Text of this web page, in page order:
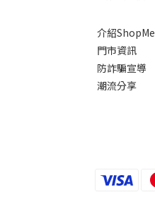
介紹ShopMe
門市資訊
防詐騙宣導
潮流分享